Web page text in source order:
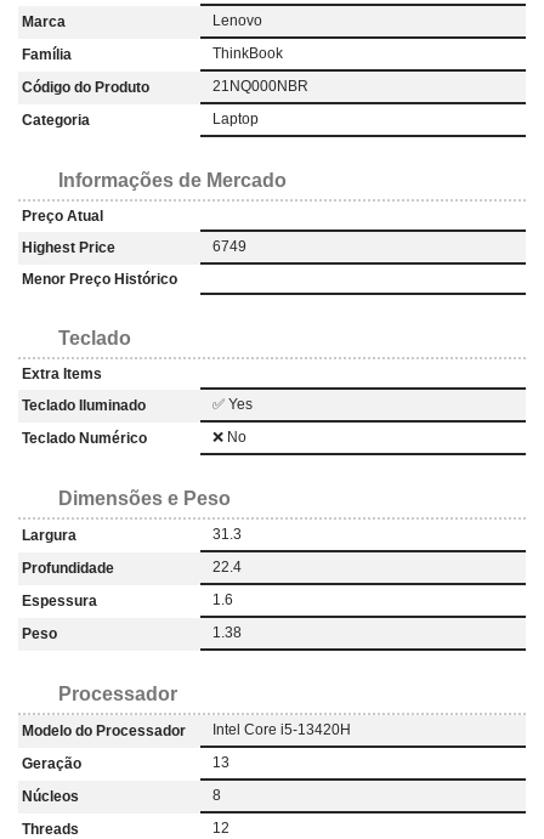
Marca
Lenovo
Família
ThinkBook
Código do Produto
21NQ000NBR
Categoria
Laptop
Informações de Mercado
Preço Atual
Highest Price
6749
Menor Preço Histórico
Teclado
Extra Items
Teclado Iluminado
✅ Yes
Teclado Numérico
❌ No
Dimensões e Peso
Largura
31.3
Profundidade
22.4
Espessura
1.6
Peso
1.38
Processador
Modelo do Processador
Intel Core i5-13420H
Geração
13
Núcleos
8
Threads
12